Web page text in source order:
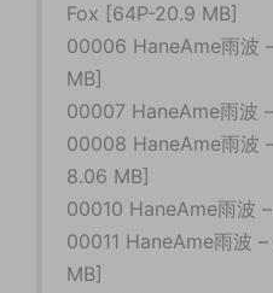
Fox [64P-20.9 MB]
00006 HaneAme雨波
MB]
00007 HaneAme雨波
00008 HaneAme雨波
8.06 MB]
00010 HaneAme雨波
00011 HaneAme雨波
MB]